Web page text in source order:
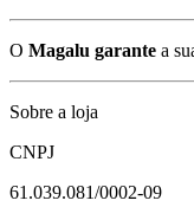
O Magalu garante a
Sobre a loja
CNPJ
61.039.081/0002-09